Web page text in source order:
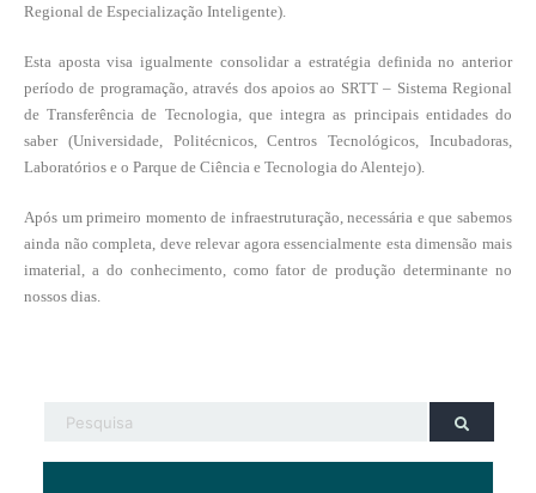
Regional de Especialização Inteligente).
Esta aposta visa igualmente consolidar a estratégia definida no anterior
período de programação, através dos apoios ao SRTT – Sistema Regional
de Transferência de Tecnologia, que integra as principais entidades do
saber (Universidade, Politécnicos, Centros Tecnológicos, Incubadoras,
Laboratórios e o Parque de Ciência e Tecnologia do Alentejo).
Após um primeiro momento de infraestruturação, necessária e que sabemos
ainda não completa, deve relevar agora essencialmente esta dimensão mais
imaterial, a do conhecimento, como fator de produção determinante no
nossos dias.